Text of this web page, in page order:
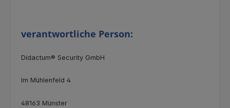
verantwortliche Person:
Didactum® Security GmbH
Im Mühlenfeld 4
48163 Münster